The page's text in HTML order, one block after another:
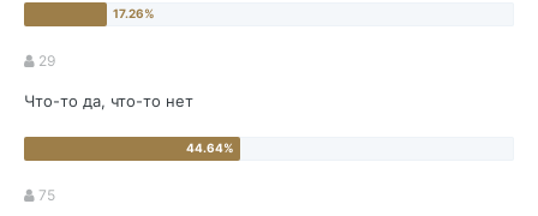
29
Что-то да, что-то нет
75